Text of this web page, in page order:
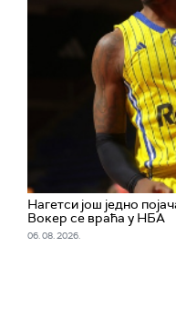
Нагетси још једно
Вокер се враћа у НБА
06. 08. 2026.